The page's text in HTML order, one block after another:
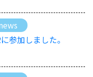
参加しました。